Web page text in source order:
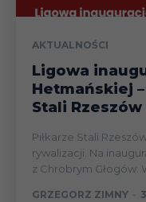
AKTUALNOŚCI
Ligowa
Hetmańskiej
Stali Rzeszów
Piłkarze Stali
rywalizacji. Na
z Chrobrym Głogów.
GRZEGORZ ZIMNY -